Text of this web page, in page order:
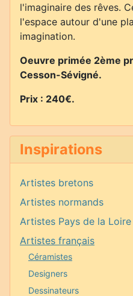
l'imaginaire des rêves.
l'espace autour d'une
imagination.
Oeuvre primée 2ème
Cesson-Sévigné.
Prix : 240€.
Inspirations
Artistes bretons
Artistes normands
Artistes Pays de la Loire
Artistes français
Céramistes
Designers
Dessinateurs